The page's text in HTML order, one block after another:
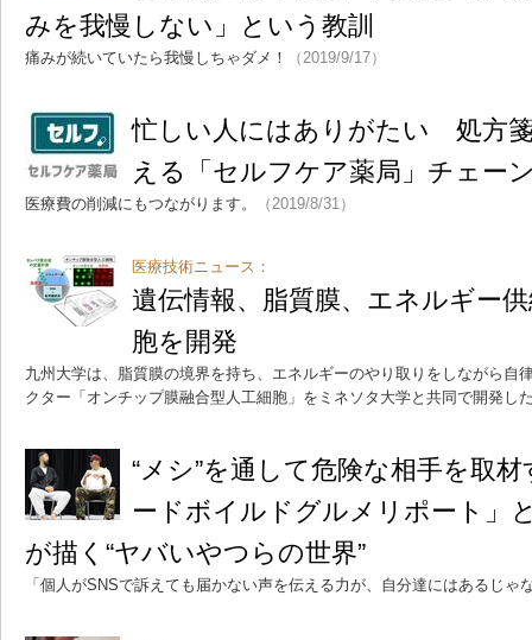
みを我慢しない」という教訓
痛みが続いていたら我慢しちゃダメ！ （2019/9/17）
忙しい人にはありがたい 処方
える「セルフケア薬局」チェー
医療費の削減にもつながります。 （2019/8/31）
医療技術ニュース：
遺伝情報、脂質膜、エネルギー
胞を開発
九州大学は、脂質膜の境界を持ち、エネルギーのやり取りをしながら自
クター「オンチップ膜融合型人工細胞」をミネソタ大学と共同で開発し
“メシ”を通して危険な相手を取
ードボイルドグルメリポート」
が描く“ヤバいやつらの世界”
「個人がSNSで訴えても届かない声を伝える力が、自分達にはあるじゃ